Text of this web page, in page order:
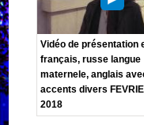
Vidéo de présentation
français, russe langue
maternele, anglais
accents divers
2018